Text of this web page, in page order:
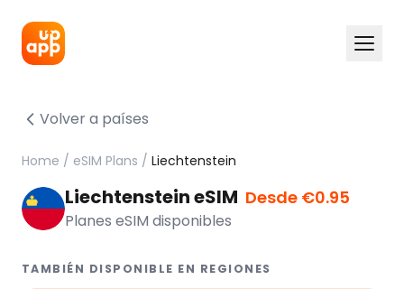
Volver a países
Home / eSIM Plans / Liechtenstein
Liechtenstein eSIM Desde €0.95
Planes eSIM disponibles
TAMBIÉN DISPONIBLE EN REGIONES